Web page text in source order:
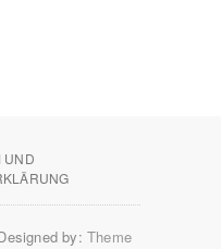
UND
by: Theme